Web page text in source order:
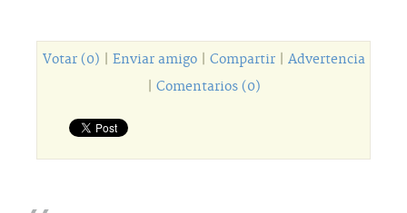
Votar (0) Enviar amigo| Compartir| Advertencia
Comentarios (0)